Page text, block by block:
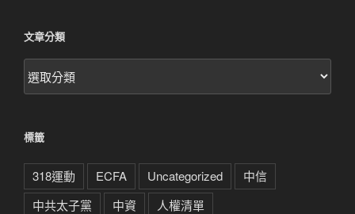
文章分類
文
章
標籤
318運動 ECFA Uncategorized
中信
中共太子黨
中資
人權清單